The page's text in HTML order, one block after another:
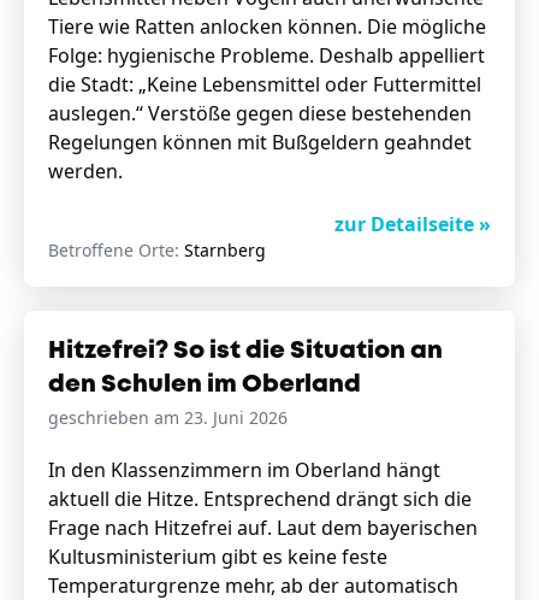
Tiere wie Ratten anlocken können. Die mögliche
Folge: hygienische Probleme. Deshalb appelliert
die Stadt: „Keine Lebensmittel oder Futtermittel
auslegen.“ Verstöße gegen diese bestehenden
Regelungen können mit Bußgeldern geahndet
werden.
zur Detailseite »
Betroffene Orte: Starnberg
Hitzefrei? So ist die Situation an
den Schulen im Oberland
geschrieben am 23. Juni 2026
In den Klassenzimmern im Oberland hängt
aktuell die Hitze. Entsprechend drängt sich die
Frage nach Hitzefrei auf. Laut dem bayerischen
Kultusministerium gibt es keine feste
Temperaturgrenze mehr, ab der automatisch